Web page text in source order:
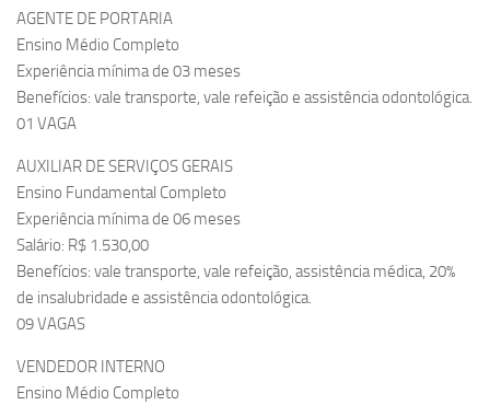
AGENTE DE PORTARIA
Ensino Médio Completo
Experiência mínima de 03 meses
Benefícios: vale transporte, vale refeição e assistência odontológica.
01 VAGA
AUXILIAR DE SERVIÇOS GERAIS
Ensino Fundamental Completo
Experiência mínima de 06 meses
Salário: R$ 1.530,00
Benefícios: vale transporte, vale refeição, assistência médica, 20%
de insalubridade e assistência odontológica.
09 VAGAS
VENDEDOR INTERNO
Ensino Médio Completo